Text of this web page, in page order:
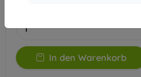
In den Warenkorb